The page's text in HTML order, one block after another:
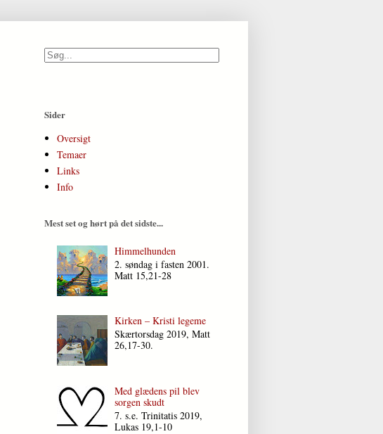
Sider
Oversigt
Temaer
Links
Info
Mest set og hørt på det sidste...
Himmelhunden
2. søndag i fasten 2001.
Matt 15,21-28
Kirken – Kristi legeme
Skærtorsdag 2019, Matt
26,17-30.
Med glædens pil blev
sorgen skudt
7. s.e. Trinitatis 2019,
Lukas 19,1-10